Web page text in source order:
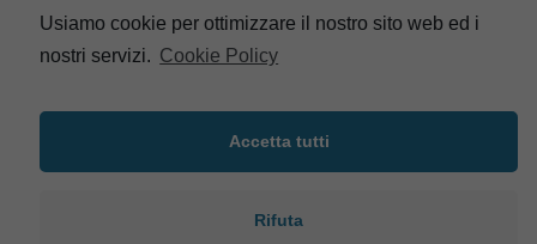
D-CODE VITAL(1)
Usiamo cookie per ottimizzare il nostro sito web ed i
nostri servizi. Cookie Policy
Accetta tutti
Rifuta